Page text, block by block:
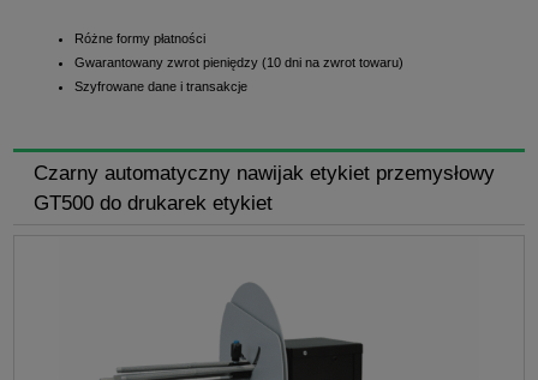
Różne formy płatności
Gwarantowany zwrot pieniędzy (10 dni na zwrot towaru)
Szyfrowane dane i transakcje
Czarny automatyczny nawijak etykiet przemysłowy
GT500 do drukarek etykiet